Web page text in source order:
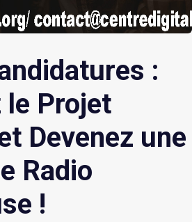
:
le Projet
Devenez une
Radio
!